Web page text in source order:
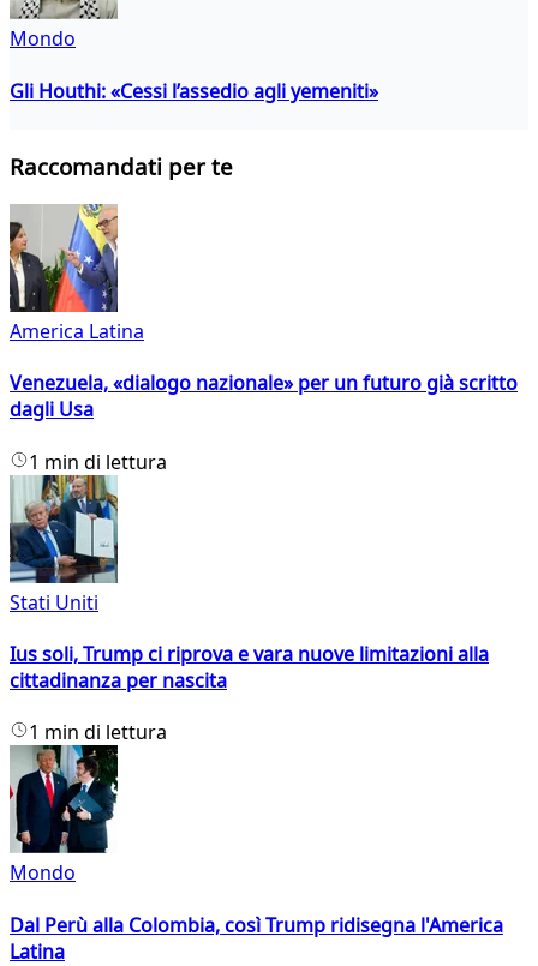
Mondo
Gli Houthi: «Cessi l’assedio agli yemeniti»
Raccomandati per te
America Latina
Venezuela, «dialogo nazionale» per un futuro già scritto
dagli Usa
1 min di lettura
Stati Uniti
Ius soli, Trump ci riprova e vara nuove limitazioni alla
cittadinanza per nascita
1 min di lettura
Mondo
Dal Perù alla Colombia, così Trump ridisegna l'America
Latina